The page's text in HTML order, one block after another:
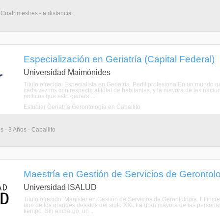
- a distancia
Especialización en Geriatría (Capital Federal)
Universidad Maimónides
Título ofrecido: Especialista en Geriatría. Perfil profesionalEn un mundo
cada vez ms con respecto al total de habitantes, y la mayora de las
polticos que esto genera ...
Estudiar Geriatría Gerontología en Caballito
- 3 Años - Caballito
Maestría en Gestión de Servicios de
Universidad ISALUD
Título ofrecido: Magíster en Gestión de Servicios de Gerontología. El
uno de los grandes desafos del siglo XXI. La gran mayora de las
tiempo. Sin embargo, un ...